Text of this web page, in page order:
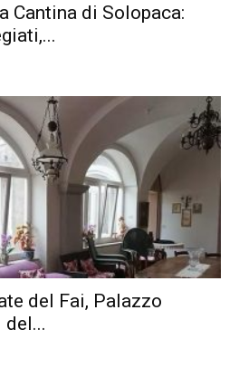
Cantina di Solopaca:
del Fai, Palazzo
del...